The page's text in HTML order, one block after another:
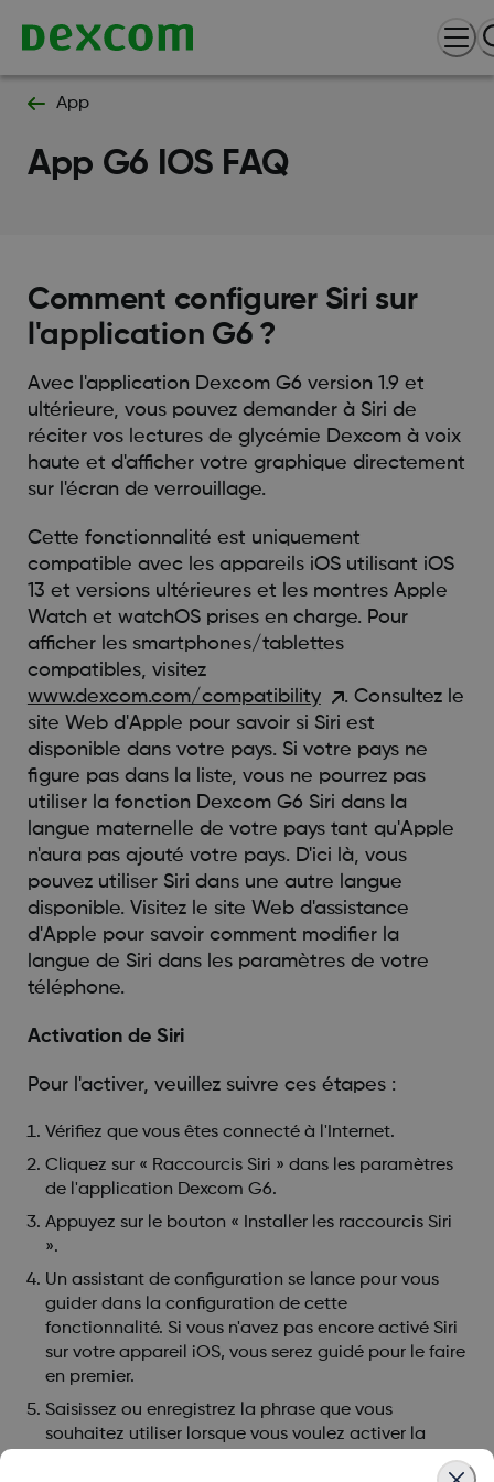
App
App G6 IOS FAQ
Comment configurer Siri sur
l'application G6 ?
Avec l'application Dexcom G6 version 1.9 et
ultérieure, vous pouvez demander à Siri de
réciter vos lectures de glycémie Dexcom à voix
haute et d'afficher votre graphique directement
sur l'écran de verrouillage.
Cette fonctionnalité est uniquement
compatible avec les appareils iOS utilisant iOS
13 et versions ultérieures et les montres Apple
Watch et watchOS prises en charge. Pour
afficher les smartphones/tablettes
compatibles, visitez
www.dexcom.com/compatibility
. Consultez le
site Web d'Apple pour savoir si Siri est
disponible dans votre pays. Si votre pays ne
figure pas dans la liste, vous ne pourrez pas
utiliser la fonction Dexcom G6 Siri dans la
langue maternelle de votre pays tant qu'Apple
n'aura pas ajouté votre pays. D'ici là, vous
pouvez utiliser Siri dans une autre langue
disponible. Visitez le site Web d'assistance
d'Apple pour savoir comment modifier la
langue de Siri dans les paramètres de votre
téléphone.
Activation de Siri
Pour l'activer, veuillez suivre ces étapes :
Vérifiez que vous êtes connecté à l'Internet.
Cliquez sur « Raccourcis Siri » dans les paramètres
de l'application Dexcom G6.
Appuyez sur le bouton « Installer les raccourcis Siri
».
Un assistant de configuration se lance pour vous
guider dans la configuration de cette
fonctionnalité. Si vous n'avez pas encore activé Siri
sur votre appareil iOS, vous serez guidé pour le faire
en premier.
Saisissez ou enregistrez la phrase que vous
souhaitez utiliser lorsque vous voulez activer la
tâche. Nous recommandons : « Quel est mon taux